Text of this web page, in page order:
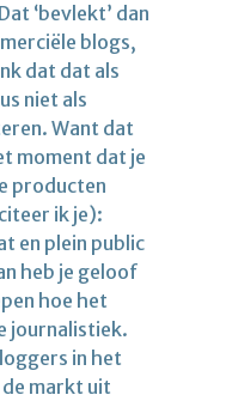
‘bevlekt’ dan
blogs,
dat dat als
niet als
Want dat
moment dat je
producten
ik je):
en plein public
heb je geloof
hoe het
journalistiek.
in het
markt uit